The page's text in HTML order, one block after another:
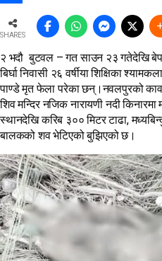
SHARES
२ भदौ बुटवल – गत साउन २३ गतेदेखि
बिर्घा निवासी २६ वर्षीया शिक्षिका
पाण्डे मृत फेला परेका छन्।नवलपुरको
शिव मन्दिर नजिक नारायणी नदी
स्थानदेखि करिब ३०० मिटर टाढा,
बालकको शव भेटिएको बुझिएको छ।